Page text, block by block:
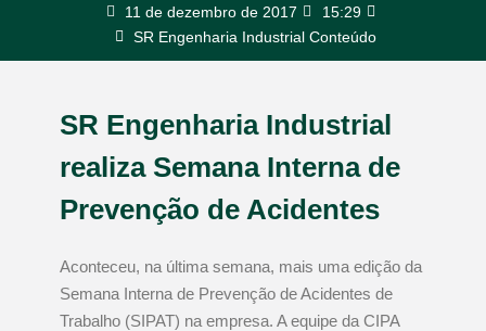
11 de dezembro de 2017
15:29
SR Engenharia Industrial Conteúdo
SR Engenharia Industrial
realiza Semana Interna de
Prevenção de Acidentes
Aconteceu, na última semana, mais uma edição da
Semana Interna de Prevenção de Acidentes de
Trabalho (SIPAT) na empresa. A equipe da CIPA